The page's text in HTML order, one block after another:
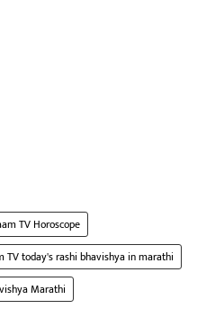
TV Horoscope
TV today's rashi bhavishya in marathi
Marathi